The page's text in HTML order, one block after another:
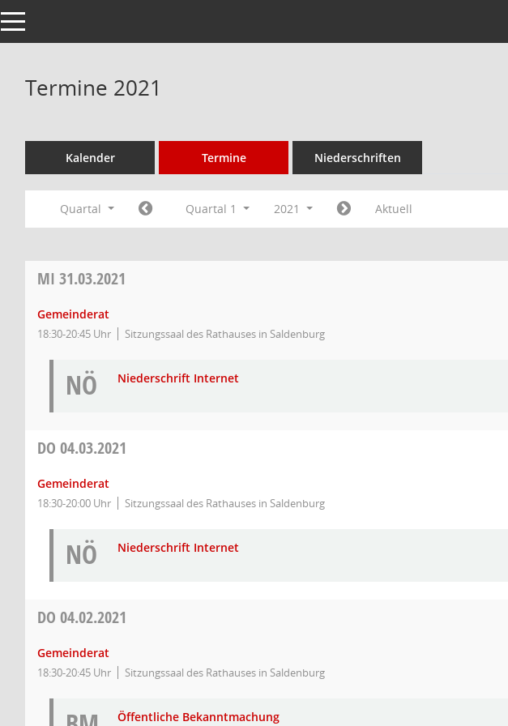
Toggle navigation
Termine 2021
Kalender Termine Niederschriften
Quartal Quartal 1 2021 Aktuell
MI 31.03.2021
Gemeinderat
18:30-20:45 Uhr Sitzungssaal des Rathauses in Saldenburg
NÖ Niederschrift Internet
DO 04.03.2021
Gemeinderat
18:30-20:00 Uhr Sitzungssaal des Rathauses in Saldenburg
NÖ Niederschrift Internet
DO 04.02.2021
Gemeinderat
18:30-20:45 Uhr Sitzungssaal des Rathauses in Saldenburg
Öffentliche Bekanntmachung